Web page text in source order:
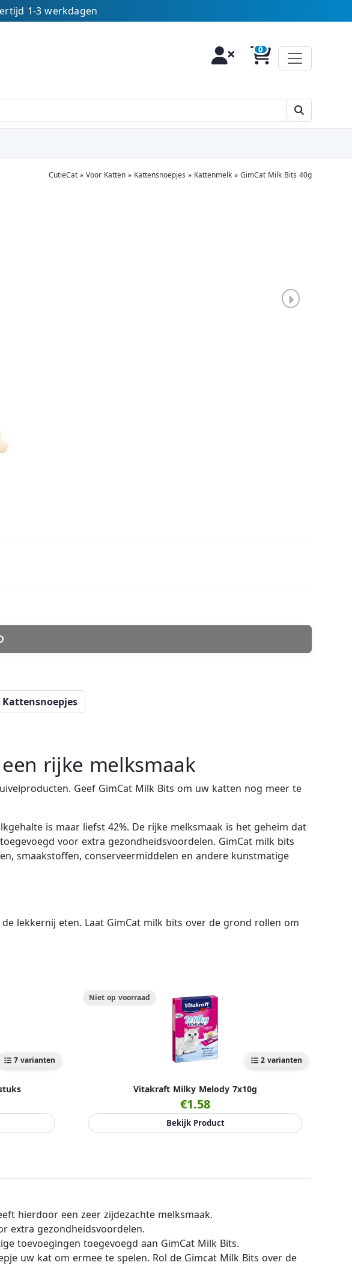
1-3 werkdagen
CutieCat» Voor Katten» Kattensnoepjes » Kattenmelk» GimCat Milk Bits 40g
Kattensnoepjes
rijke melksmaak
Geef GimCat Milk Bits om uw katten nog meer te
is maar liefst 42%. De rijke melksmaak is het geheim dat
voor extra gezondheidsvoordelen. GimCat milk bits
smaakstoffen, conserveermiddelen en andere kunstmatige
lekkernij eten. Laat GimCat milk bits over de grond rollen om
7 varianten
Niet op voorraad
2 varianten
Vitakraft Milky Melody 7x10g
€1.58
Bekijk Product
hierdoor een zeer zijdezachte melksmaak.
extra gezondheidsvoordelen.
toevoegingen toegevoegd aan GimCat Milk Bits.
uw kat om ermee te spelen. Rol de Gimcat Milk Bits over de